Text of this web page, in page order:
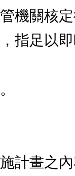
機關核
指足以
計畫之